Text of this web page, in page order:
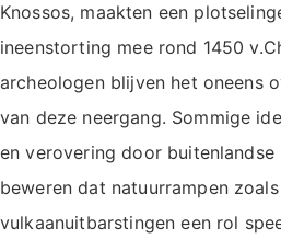
Knossos, maakten een
ineenstorting mee rond 1450
archeologen blijven het oneens
van deze neergang. Sommige
en verovering door
beweren dat natuurrampen
vulkaanuitbarstingen een rol